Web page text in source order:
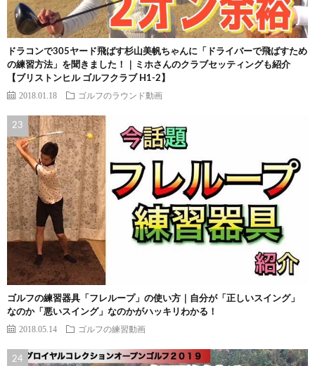
ドラコンで305ヤード飛ばす杉山美帆ちゃんに「ドライバーで飛ばすため
の練習方法」を聞きました！｜ミホさんのクラブセッティングも紹介
【ブリストンヒル ゴルフクラブ H1-2】
2018.01.18 ゴルフのラウンド動画
ゴルフの練習器具「フレループ」の使い方｜自分が「正しいスイング」
なのか「悪いスイング」なのかがハッキリわかる！
2018.05.14 ゴルフの練習動画